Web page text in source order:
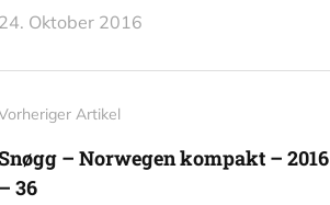
Oktober 2016
Artikel
– Norwegen kompakt – 2016
36